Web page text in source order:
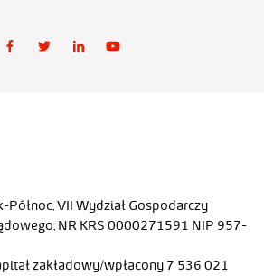
Północ, VII Wydział Gospodarczy
NR KRS 0000271591 NIP 957-
zakładowy/wpłacony 7 536 021